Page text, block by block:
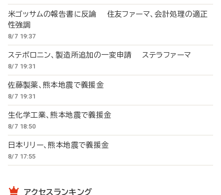
米ゴッサムの報告書に反論 住友ファーマ、会計処理の適正
性強調
8/7 19:37
ステボロニン、製造所追加の一変申請 ステラファーマ
8/7 19:31
佐藤製薬、熊本地震で義援金
8/7 19:31
生化学工業、熊本地震で義援金
8/7 18:50
日本リリー、熊本地震で義援金
8/7 17:55
アクセスランキング